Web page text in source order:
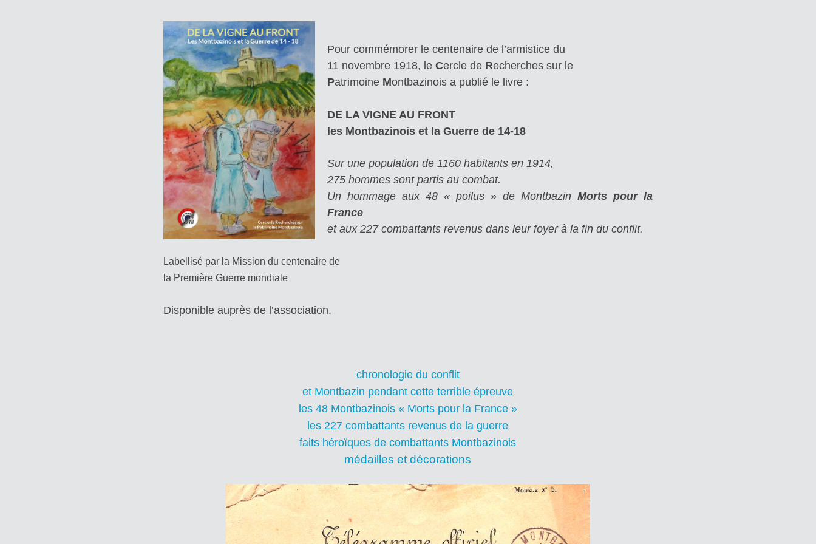
14-
18
Pour commémorer le centenaire de l’armistice du
11 novembre 1918, le Cercle de Recherches sur le
Patrimoine Montbazinois a publié le livre :
DE LA VIGNE AU FRONT
les Montbazinois et la Guerre de 14-18
Sur une population de 1160 habitants en 1914,
275 hommes sont partis au combat.
Un hommage aux 48 « poilus » de MontbazinMorts pour la
France
et aux 227 combattants revenus dans leur foyer à la fin du conflit.
Labellisé par la Mission du centenaire de
la Première Guerre mondiale
Disponible auprès de l’association.
chronologie du conflit
et Montbazin pendant cette terrible épreuve
les 48 Montbazinois « Morts pour la France »
les 227 combattants revenus de la guerre
faits héroïques de combattants Montbazinois
médailles et décorations